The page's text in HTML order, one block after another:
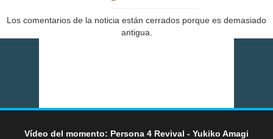
Los comentarios de la noticia están cerrados porque es demasiado
antigua.
Vídeo del momento: Persona 4 Revival - Yukiko Amagi